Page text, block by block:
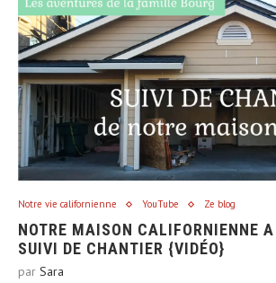
Notre vie californienne YouTube Ze blog
NOTRE MAISON CALIFORNIENNE
SUIVI DE CHANTIER {VIDÉO}
par Sara